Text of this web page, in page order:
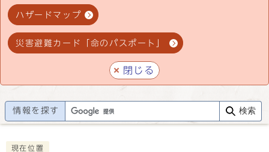
ハザードマップ
災害避難カード「命のパスポート」
閉じる
情報を探す 検索
現在位置